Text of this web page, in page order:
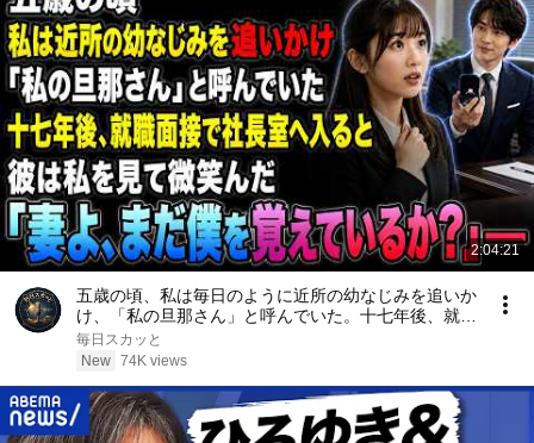
2:04:21
五歳の頃、私は毎日のように近所の幼なじみを追いか
け、「私の旦那さん」と呼んでいた。十七年後、就職
面接で社長室へ入ると、彼は私を見て微笑んだ。「妻
よ、まだ僕を覚えているか？」――
毎日スカッと
New 74K views